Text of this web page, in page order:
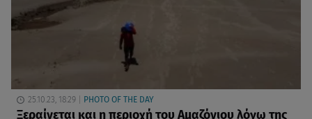
25.10.23, 18:29 PHOTO OF THE DAY
Ξεραίνεται και η περιοχή του Αμαζόνιου λόγω της